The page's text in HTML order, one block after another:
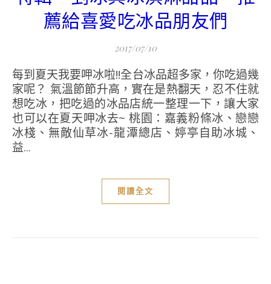
薦給喜愛吃冰品朋友們
2017/07/10
每到夏天我要呷冰啦!!全台冰品超多家，你吃過幾
家呢？ 氣溫節節升高，實在是熱翻天，忍不住就
想吃冰，把吃過的冰品店統一整理一下，讓大家
也可以在夏天呷冰去~ 桃園：嘉義粉條冰、戀戀
冰棧、無敵仙草冰-龍潭總店、婷亭自助冰城、
益...
閱讀全文